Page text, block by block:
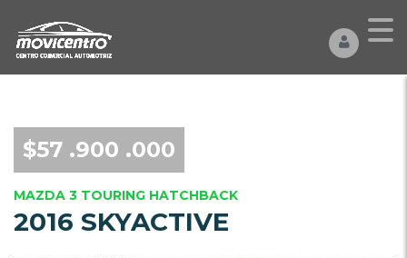
$57 .900 .000
MAZDA 3 TOURING HATCHBACK
2016 SKYACTIVE